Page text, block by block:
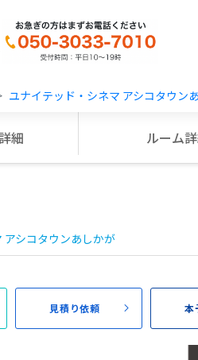
MICE Platform
ユナイテッド・シネマ アシコタウン
細 ルーム
シコタウンあしかが
見積り依頼 本